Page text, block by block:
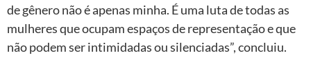
de gênero não é apenas minha. É uma luta de todas as
mulheres que ocupam espaços de representação e que
não podem ser intimidadas ou silenciadas”, concluiu.